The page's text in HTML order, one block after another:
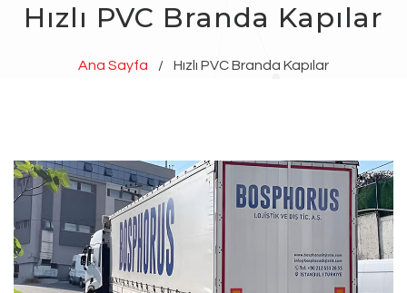
Hızlı PVC Branda Kapılar
Ana Sayfa / Hızlı PVC Branda Kapılar